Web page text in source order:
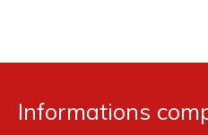
Informations